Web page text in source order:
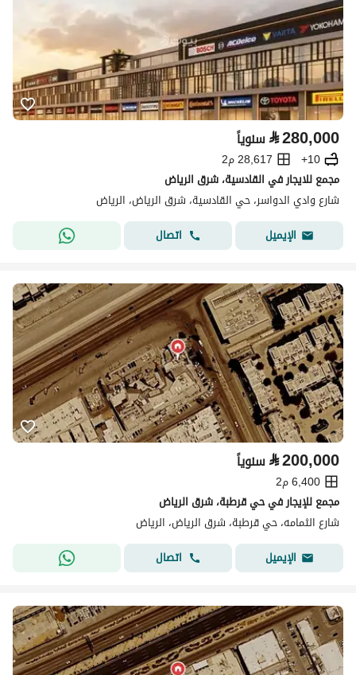
⃁280,000 سنوياً
10+
28,617 م2
مجمع للايجار في القادسية، شرق الرياض
شارع وادي الدواسر، حي القادسية، شرق الرياض، الرياض
الإيميل
اتصال
⃁200,000 سنوياً
6,400 م2
مجمع للإيجار في حي قرطبة، شرق الرياض
شارع الثمامه، حي قرطبة، شرق الرياض، الرياض
الإيميل
اتصال